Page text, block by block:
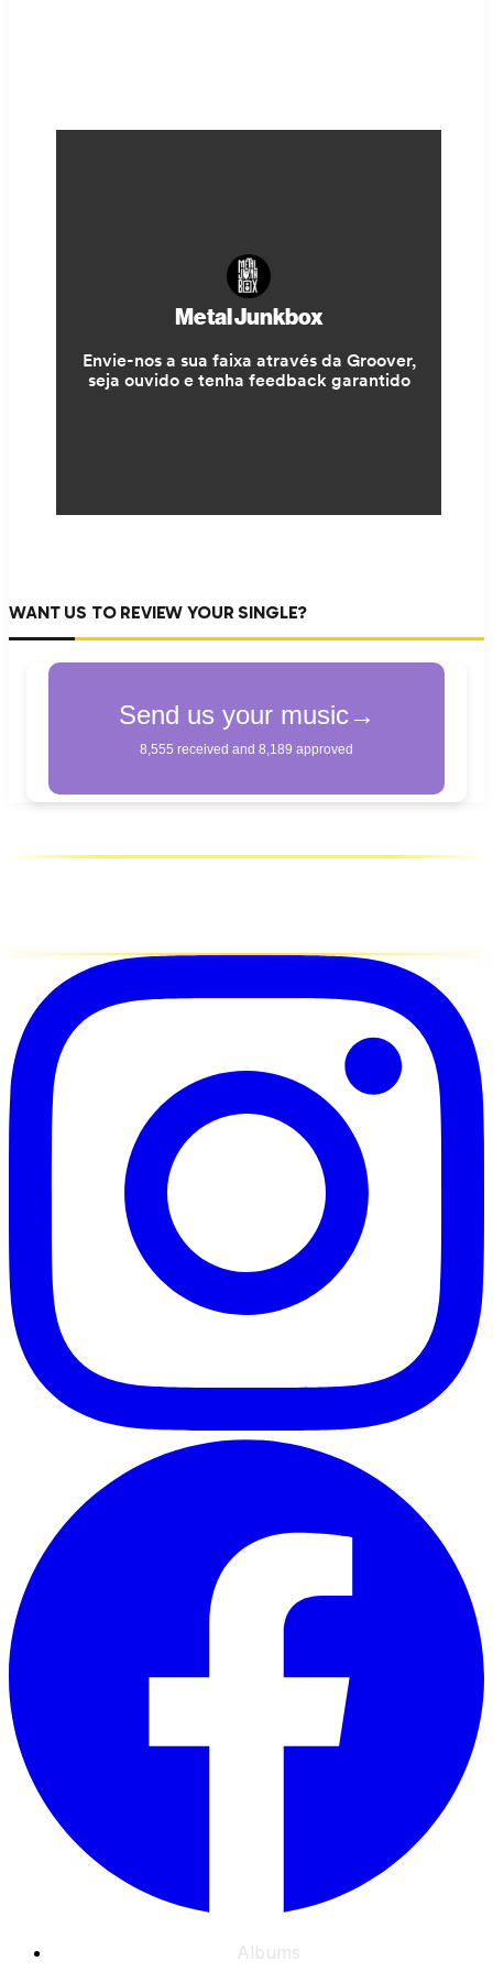
WANT US TO REVIEW YOUR SINGLE?
Albums